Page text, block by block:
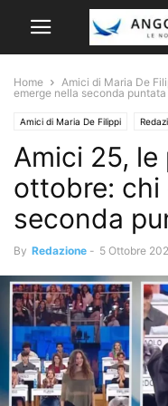
Home Amici di Maria De
emerge nella seconda puntata
Amici di Maria De Filippi
Amici 25,
ottobre: chi
seconda
By Redazione - 5 Ottobre